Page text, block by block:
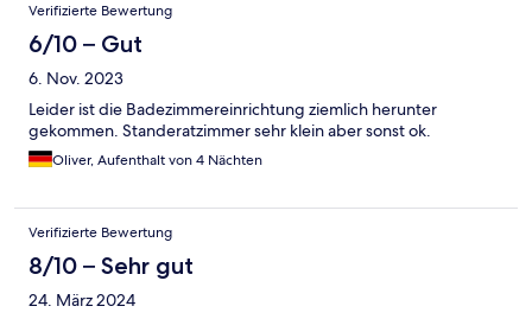
Verifizierte Bewertung
6/10 – Gut
6. Nov. 2023
Leider ist die Badezimmereinrichtung ziemlich herunter
gekommen. Standeratzimmer sehr klein aber sonst ok.
Oliver, Aufenthalt von 4 Nächten
Verifizierte Bewertung
8/10 – Sehr gut
24. März 2024